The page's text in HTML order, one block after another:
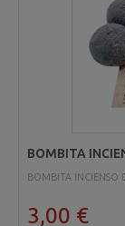
BOMBITA
BOMBITA INCIENSO
3,00 €